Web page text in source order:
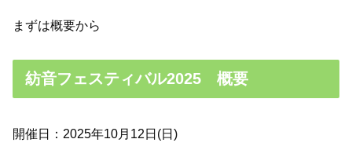
まずは概要から
紡音フェスティバル2025 概要
開催日：2025年10月12日(日)